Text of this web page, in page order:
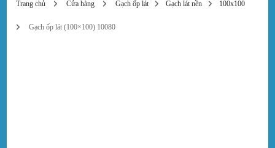
Trang chủ Cửa hàng Gạch ốp lát Gạch lát nền 100x100
Gạch ốp lát (100×100) 10080